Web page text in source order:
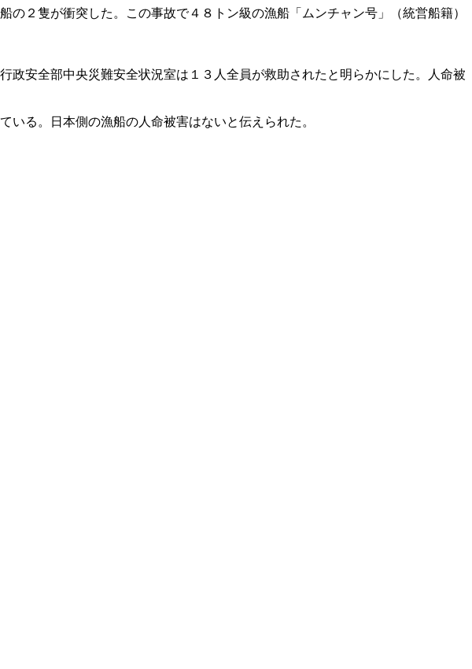
２隻が衝突した。この事故で４８トン級の漁船「ムンチャン号」（統営船籍）
安全部中央災難安全状況室は１３人全員が救助されたと明らかにした。人命被
る。日本側の漁船の人命被害はないと伝えられた。